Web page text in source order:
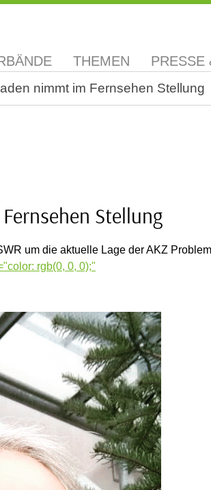
THEMEN PRESSE
nimmt im Fernsehen Stellung
Stellung
um die aktuelle Lage der AKZ
rgb(0, 0, 0);"